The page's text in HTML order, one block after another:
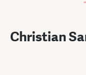
Christian